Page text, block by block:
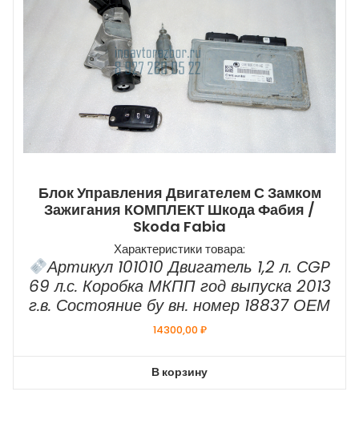
Блок Управления Двигателем С Замком
Зажигания КОМПЛЕКТ Шкода Фабия /
Skoda Fabia
Характеристики товара:
Артикул 101010 Двигатель 1,2 л. СGP
69 л.с. Коробка МКПП год выпуска 2013
г.в. Состояние бу вн. номер 18837 ОЕМ
14300,00₽
В корзину